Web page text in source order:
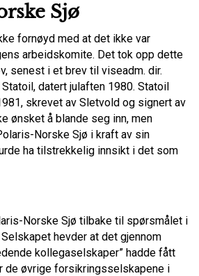
Sjø
fornøyd med at det ikke var
arbeidskomite. Det tok opp dette
senest i et brev til viseadm. dir.
datert julaften 1980. Statoil
skrevet av Sletvold og signert av
ønsket å blande seg inn, men
Norske Sjø i kraft av sin
ha tilstrekkelig innsikt i det som
Norske Sjø tilbake til spørsmålet i
hevder at det gjennom
kollegaselskaper” hadde fått
de øvrige forsikringsselskapene i